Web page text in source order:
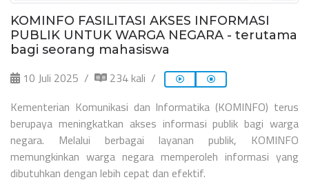
KOMINFO FASILITASI AKSES INFORMASI
PUBLIK UNTUK WARGA NEGARA - terutama
bagi seorang mahasiswa
10 Juli 2025
234 kali
Kementerian Komunikasi dan Informatika (KOMINFO) terus
berupaya meningkatkan akses informasi publik bagi warga
negara. Melalui berbagai layanan publik, KOMINFO
memungkinkan warga negara memperoleh informasi yang
dibutuhkan dengan lebih cepat dan efektif.